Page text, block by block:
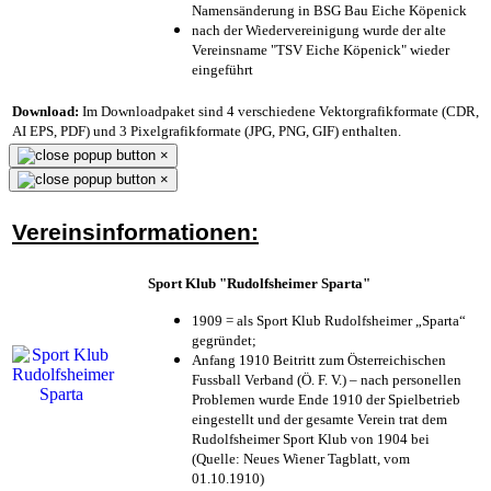
Namensänderung in BSG Bau Eiche Köpenick
nach der Wiedervereinigung wurde der alte
Vereinsname "TSV Eiche Köpenick" wieder
eingeführt
Download: Im Downloadpaket sind 4 verschiedene Vektorgrafikformate (CDR,
AI EPS, PDF) und 3 Pixelgrafikformate (JPG, PNG, GIF) enthalten.
×
×
Vereinsinformationen:
Sport Klub "Rudolfsheimer Sparta"
1909 = als Sport Klub Rudolfsheimer „Sparta“
gegründet;
Anfang 1910 Beitritt zum Österreichischen
Fussball Verband (Ö. F. V.) – nach personellen
Problemen wurde Ende 1910 der Spielbetrieb
eingestellt und der gesamte Verein trat dem
Rudolfsheimer Sport Klub von 1904 bei
(Quelle: Neues Wiener Tagblatt, vom
01.10.1910)